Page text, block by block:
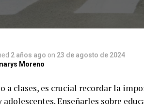
2 años ago on 23 de agosto de 2024
Moreno
a clases, es crucial recordar la
adolescentes. Enseñarles sobre